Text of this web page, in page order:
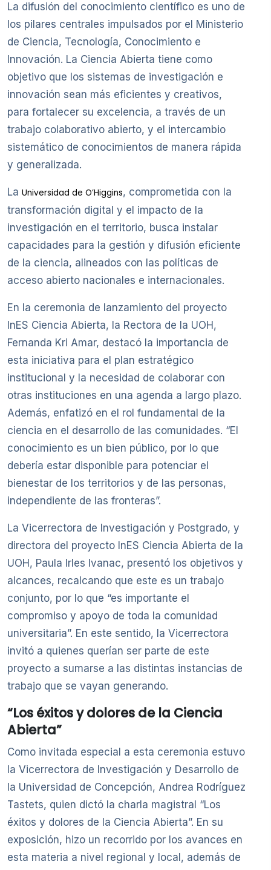
La difusión del conocimiento científico es uno de
los pilares centrales impulsados por el Ministerio
de Ciencia, Tecnología, Conocimiento e
Innovación. La Ciencia Abierta tiene como
objetivo que los sistemas de investigación e
innovación sean más eficientes y creativos,
para fortalecer su excelencia, a través de un
trabajo colaborativo abierto, y el intercambio
sistemático de conocimientos de manera rápida
y generalizada.
La Universidad de O’Higgins, comprometida con la
transformación digital y el impacto de la
investigación en el territorio, busca instalar
capacidades para la gestión y difusión eficiente
de la ciencia, alineados con las políticas de
acceso abierto nacionales e internacionales.
En la ceremonia de lanzamiento del proyecto
InES Ciencia Abierta, la Rectora de la UOH,
Fernanda Kri Amar, destacó la importancia de
esta iniciativa para el plan estratégico
institucional y la necesidad de colaborar con
otras instituciones en una agenda a largo plazo.
Además, enfatizó en el rol fundamental de la
ciencia en el desarrollo de las comunidades. “El
conocimiento es un bien público, por lo que
debería estar disponible para potenciar el
bienestar de los territorios y de las personas,
independiente de las fronteras”.
La Vicerrectora de Investigación y Postgrado, y
directora del proyecto InES Ciencia Abierta de la
UOH, Paula Irles Ivanac, presentó los objetivos y
alcances, recalcando que este es un trabajo
conjunto, por lo que “es importante el
compromiso y apoyo de toda la comunidad
universitaria”. En este sentido, la Vicerrectora
invitó a quienes querían ser parte de este
proyecto a sumarse a las distintas instancias de
trabajo que se vayan generando.
“Los éxitos y dolores de la Ciencia
Abierta”
Como invitada especial a esta ceremonia estuvo
la Vicerrectora de Investigación y Desarrollo de
la Universidad de Concepción, Andrea Rodríguez
Tastets, quien dictó la charla magistral “Los
éxitos y dolores de la Ciencia Abierta”. En su
exposición, hizo un recorrido por los avances en
esta materia a nivel regional y local, además de